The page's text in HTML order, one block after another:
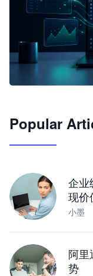
JimoClaw 桌
Popular
企业
现价
小墨
阿里
势